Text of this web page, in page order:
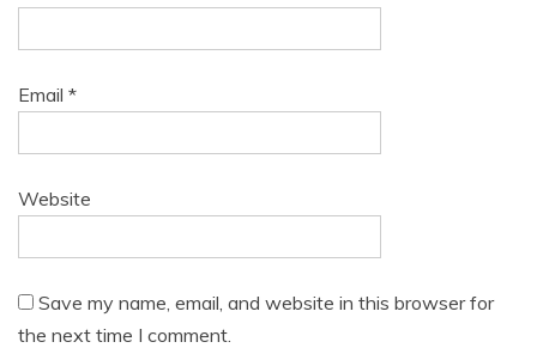
Email *
Website
Save my name, email, and website in this browser for
the next time I comment.